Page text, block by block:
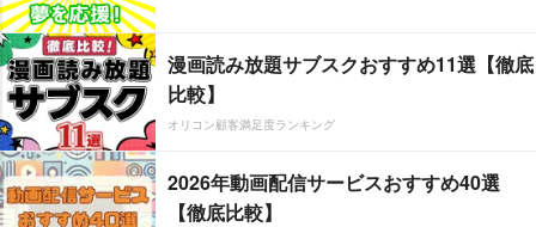
漫画読み放題サブスクおすすめ11選【徹底
比較】
オリコン顧客満足度ランキング
2026年動画配信サービスおすすめ40選
【徹底比較】